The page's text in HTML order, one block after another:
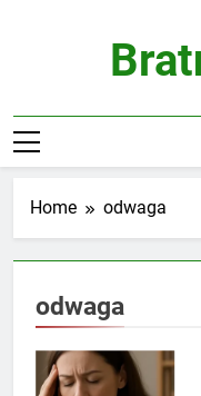
Home odwaga
odwaga